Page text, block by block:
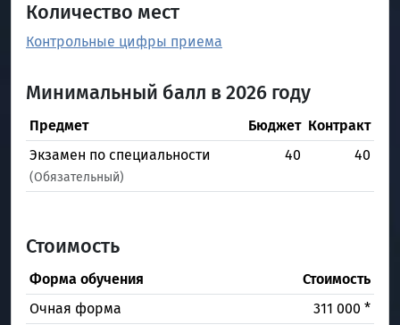
Количество мест
Контрольные цифры приема
Минимальный балл в 2026 году
Предмет Бюджет Контракт
Экзамен по специальности
(Обязательный)
40 40
Стоимость
Форма обучения
Стоимость
Очная форма
311 000 *